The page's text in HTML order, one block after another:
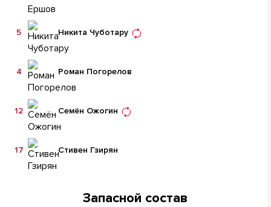
Никита Чуботару
5
Роман Погорелов
4
Семён Ожогин
12
Стивен Гзирян
17
Запасной состав